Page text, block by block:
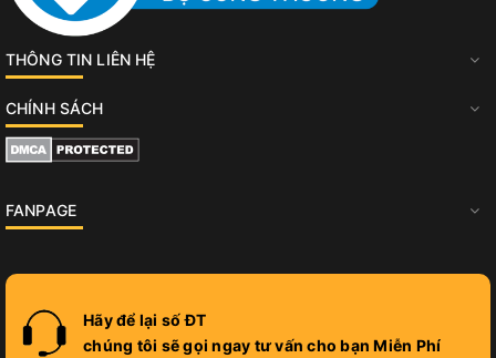
THÔNG TIN LIÊN HỆ
CHÍNH SÁCH
FANPAGE
Hãy để lại số ĐT
chúng tôi sẽ gọi ngay tư vấn cho bạn Miễn Phí